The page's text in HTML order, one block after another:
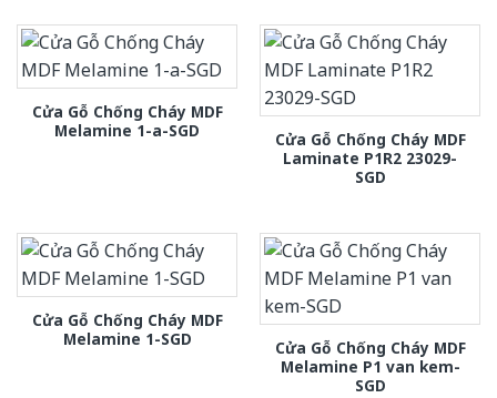
Cửa Gỗ Chống Cháy MDF
Melamine 1-a-SGD
Cửa Gỗ Chống Cháy MDF
Laminate P1R2 23029-
SGD
Cửa Gỗ Chống Cháy MDF
Melamine 1-SGD
Cửa Gỗ Chống Cháy MDF
Melamine P1 van kem-
SGD